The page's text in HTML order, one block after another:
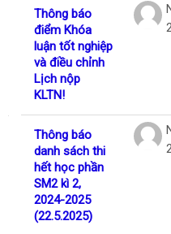
Thông báo
điểm Khóa
luận tốt nghiệp
và điều chỉnh
Lịch nộp
KLTN!
Thông báo
danh sách thi
hết học phần
SM2 kì 2,
2024-2025
(22.5.2025)